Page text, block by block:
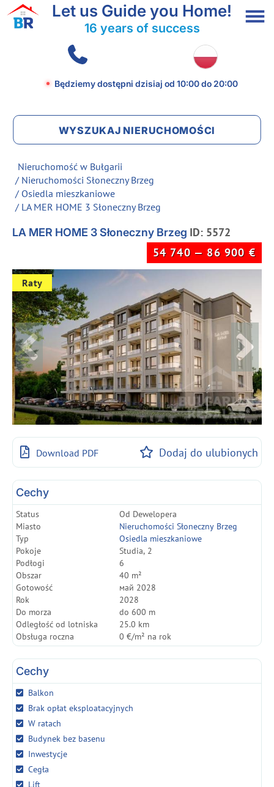
Let us Guide you Home!
16 years of success
Będziemy dostępni dzisiaj od 10:00 do 20:00
WYSZUKAJ NIERUCHOMOŚCI
Nieruchomość w Bułgarii
/ Nieruchomości Słoneczny Brzeg
/ Osiedla mieszkaniowe
/ LA MER HOME 3 Słoneczny Brzeg
LA MER HOME 3 Słoneczny Brzeg ID: 5572
54 740 — 86 900 €
Raty
Download PDF Dodaj do ulubionych
Cechy
Status
Od Dewelopera
Miasto
Nieruchomości Słoneczny Brzeg
Typ
Osiedla mieszkaniowe
Pokoje
Studia, 2
Podłogi
6
Obszar
40 m²
Gotowość
май 2028
Rok
2028
Do morza
do 600 m
Odległość od lotniska
25.0 km
Obsługa roczna
0 €/m² na rok
Cechy
Balkon
Brak opłat eksploatacyjnych
W ratach
Budynek bez basenu
Inwestycje
Cegła
Lift